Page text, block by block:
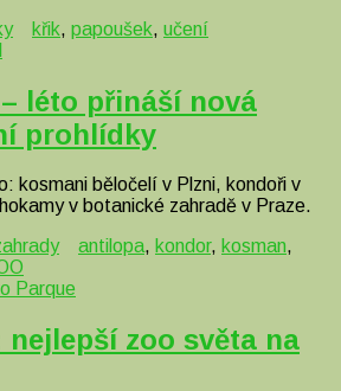
křik, papoušek, učení
léto přináší nová
prohlídky
kosmani běločelí v Plzni, kondoři v
v botanické zahradě v Praze.
antilopa, kondor, kosman,
nejlepší zoo světa na